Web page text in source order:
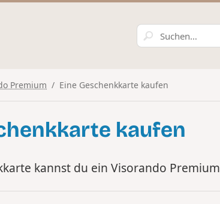
Premium Eine Geschenkkarte kaufen
kaufen
kannst du ein Visorando